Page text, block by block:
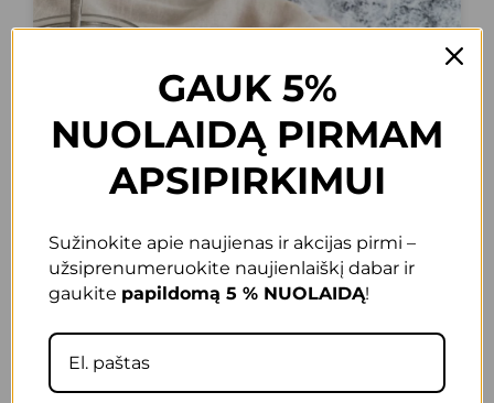
GAUK 5%
NUOLAIDĄ PIRMAM
APSIPIRKIMUI
Sužinokite apie naujienas ir akcijas pirmi –
užsiprenumeruokite naujienlaiškį dabar ir
gaukite papildomą 5 % NUOLAIDĄ!